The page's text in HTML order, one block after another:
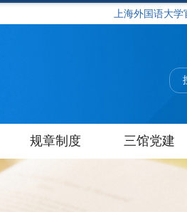
上海外国语大
规章制度 三馆党建